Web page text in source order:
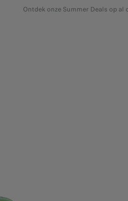
Ontdek onze Summer Deals op al